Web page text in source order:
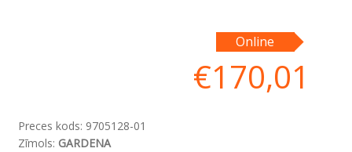
Online
€170,01
Preces kods: 9705128-01
Zīmols: GARDENA